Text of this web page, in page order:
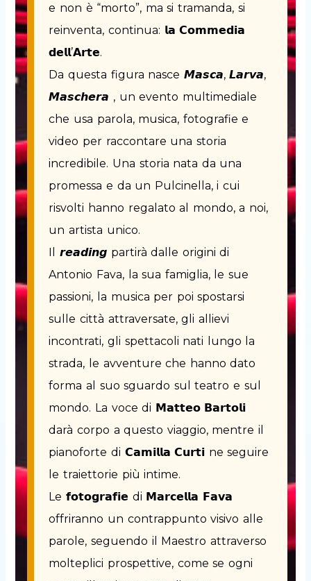
e non è “morto”, ma si tramanda, si
reinventa, continua: 𝗹𝗮 𝗖𝗼𝗺𝗺𝗲𝗱𝗶𝗮
𝗱𝗲𝗹𝗹’𝗔𝗿𝘁𝗲.
Da questa figura nasce 𝙈𝙖𝙨𝙘𝙖, 𝙇𝙖𝙧𝙫𝙖,
𝙈𝙖𝙨𝙘𝙝𝙚𝙧𝙖 , un evento multimediale
che usa parola, musica, fotografie e
video per raccontare una storia
incredibile. Una storia nata da una
promessa e da un Pulcinella, i cui
risvolti hanno regalato al mondo, a noi,
un artista unico.
Il 𝙧𝙚𝙖𝙙𝙞𝙣𝙜 partirà dalle origini di
Antonio Fava, la sua famiglia, le sue
passioni, la musica per poi spostarsi
sulle città attraversate, gli allievi
incontrati, gli spettacoli nati lungo la
strada, le avventure che hanno dato
forma al suo sguardo sul teatro e sul
mondo. La voce di 𝗠𝗮𝘁𝘁𝗲𝗼 𝗕𝗮𝗿𝘁𝗼𝗹𝗶
darà corpo a questo viaggio, mentre il
pianoforte di 𝗖𝗮𝗺𝗶𝗹𝗹𝗮 𝗖𝘂𝗿𝘁𝗶 ne seguire
le traiettorie più intime.
Le 𝗳𝗼𝘁𝗼𝗴𝗿𝗮𝗳𝗶𝗲 di 𝗠𝗮𝗿𝗰𝗲𝗹𝗹𝗮 𝗙𝗮𝘃𝗮
offriranno un contrappunto visivo alle
parole, seguendo il Maestro attraverso
molteplici prospettive, come se ogni